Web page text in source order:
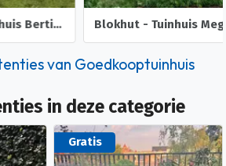
Blokhut - Tuinhuis Bertil | 44 mm | vuren onbehandeld Blokhut - Tuinhuis Meg | 44 mm | onbehandeld
van Goedkooptuinhuis
in deze categorie
Gratis